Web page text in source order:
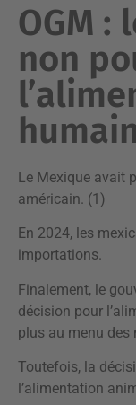
OGM :
non
Le Mexique avait
américain. (1)
En 2024, les
importations.
Finalement, le
décision pour
plus au menu des
Toutefois, la
l’alimentation